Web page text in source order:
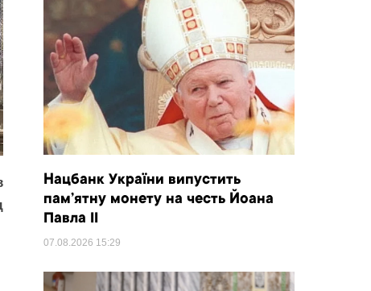
Нацбанк України випустить
пам’ятну монету на честь Йоана
Павла II
07.08.2026 15:29